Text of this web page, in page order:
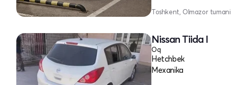
Toshkent, Olmazor tumani
Nissan Tiida I
Oq
Hetchbek
Mexanika